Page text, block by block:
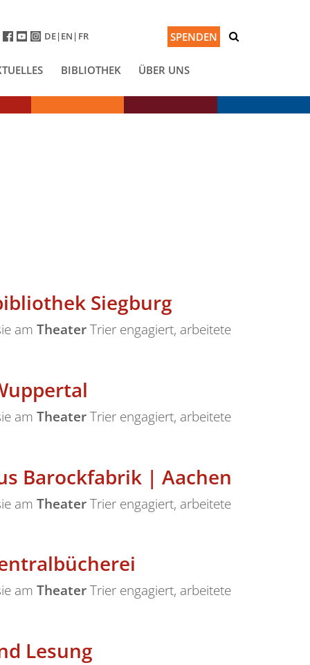
SPENDEN
DE EN FR
BIBLIOTHEK ÜBER UNS
Siegburg
am TheaterTrier engagiert, arbeitete
am TheaterTrier engagiert, arbeitete
Barockfabrik | Aachen
am TheaterTrier engagiert, arbeitete
am TheaterTrier engagiert, arbeitete
Lesung